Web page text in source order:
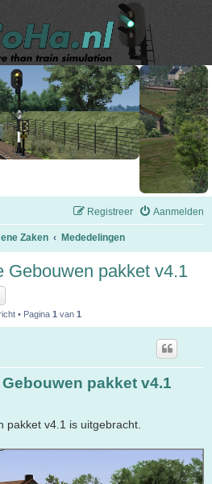
Aanmelden
Registreer
Zaken Mededelingen
Gebouwen pakket v4.1
• Pagina 1 van 1
pakket v4.1
pakket v4.1 is uitgebracht.